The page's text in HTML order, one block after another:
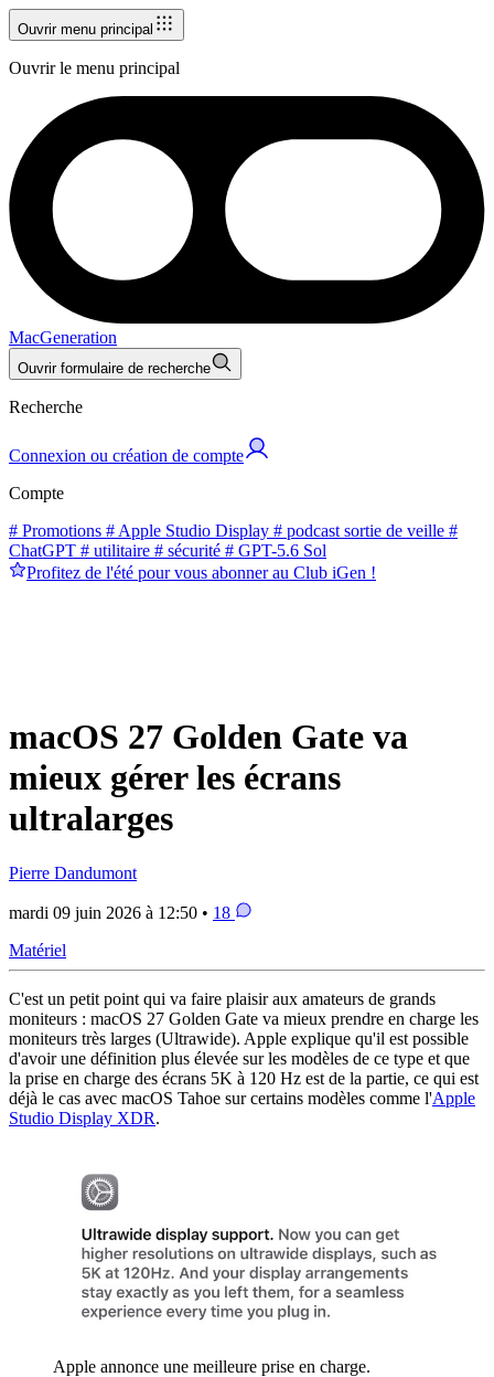
Ouvrir menu principal
Ouvrir le menu principal
MacGeneration
Ouvrir formulaire de recherche
Recherche
Connexion ou création de compte
Compte
# Promotions # Apple Studio Display # podcast sortie de veille #
ChatGPT # utilitaire # sécurité # GPT-5.6 Sol
Profitez de l'été pour vous abonner au Club iGen !
macOS 27 Golden Gate va
mieux gérer les écrans
ultralarges
Pierre Dandumont
mardi 09 juin 2026 à 12:50 • 18
Matériel
C'est un petit point qui va faire plaisir aux amateurs de grands
moniteurs : macOS 27 Golden Gate va mieux prendre en charge les
moniteurs très larges (Ultrawide). Apple explique qu'il est possible
d'avoir une définition plus élevée sur les modèles de ce type et que
la prise en charge des écrans 5K à 120 Hz est de la partie, ce qui est
déjà le cas avec macOS Tahoe sur certains modèles comme l'Apple
Studio Display XDR.
Apple annonce une meilleure prise en charge.